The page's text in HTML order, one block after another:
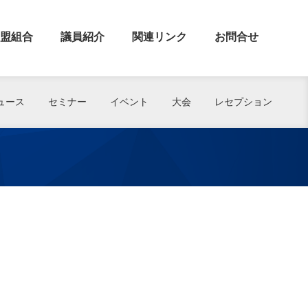
組合 議員紹介 関連リンク お問合せ
ース セミナー イベント 大会 レセプション